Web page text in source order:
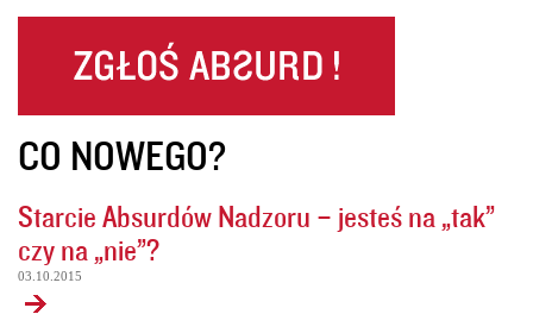
CO NOWEGO?
Starcie Absurdów Nadzoru – jesteś na „tak”
czy na „nie”?
03.10.2015